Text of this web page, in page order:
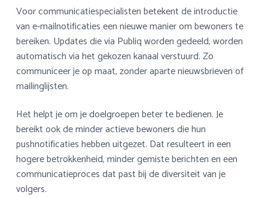
Voor communicatiespecialisten betekent de introductie
van e-mailnotificaties een nieuwe manier om bewoners te
bereiken. Updates die via Publiq worden gedeeld, worden
automatisch via het gekozen kanaal verstuurd. Zo
communiceer je op maat, zonder aparte nieuwsbrieven of
mailinglijsten.
Het helpt je om je doelgroepen beter te bedienen. Je
bereikt ook de minder actieve bewoners die hun
pushnotificaties hebben uitgezet. Dat resulteert in een
hogere betrokkenheid, minder gemiste berichten en een
communicatieproces dat past bij de diversiteit van je
volgers.